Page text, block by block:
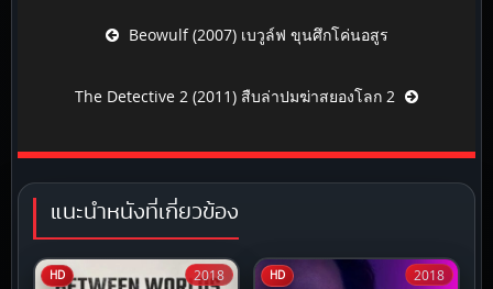
Post navigationBeowulf (2007) เบวูล์ฟ ขุนศึกโค่นอสูร
The Detective 2 (2011) สืบล่าปมฆ่าสยองโลก 2
แนะนำหนังที่เกี่ยวข้อง
HD 2018 HD 2018